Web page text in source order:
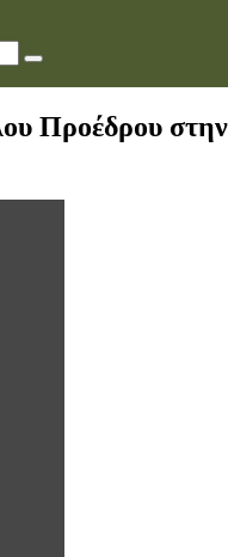
Προέδρου στην